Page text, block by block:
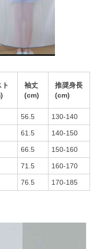
袖丈
(cm)
推奨身長
(cm)
56.5 130-140
61.5 140-150
66.5 150-160
71.5 160-170
76.5 170-185